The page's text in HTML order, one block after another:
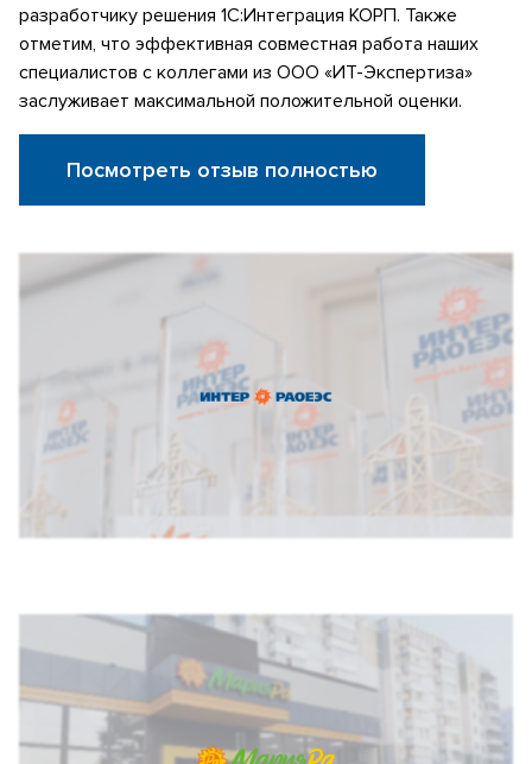
разработчику решения 1С:Интеграция КОРП. Также
отметим, что эффективная совместная работа наших
специалистов с коллегами из ООО «ИТ-Экспертиза»
заслуживает максимальной положительной оценки.
Посмотреть отзыв полностью